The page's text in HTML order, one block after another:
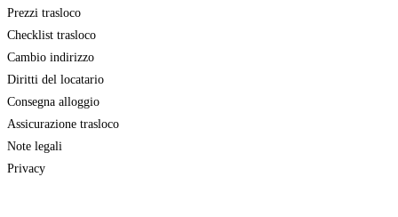
Prezzi trasloco
Checklist trasloco
Cambio indirizzo
Diritti del locatario
Consegna alloggio
Assicurazione trasloco
Note legali
Privacy